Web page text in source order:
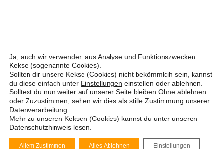
Ja, auch wir verwenden aus Analyse und Funktionszwecken
Kekse (sogenannte Cookies).
Sollten dir unsere Kekse (Cookies) nicht bekömmlcih sein, kannst
du diese einfach unter Einstellungen einstellen oder ablehnen.
Solltest du nun weiter auf unserer Seite bleiben Ohne ablehnen
oder Zuzustimmen, sehen wir dies als stille Zustimmung unserer
Datenverarbeitung.
Mehr zu unseren Keksen (Cookies) kannst du unter unseren
Datenschutzhinweis lesen.
Allem Zustimmen Alles Ablehnen Einstellungen